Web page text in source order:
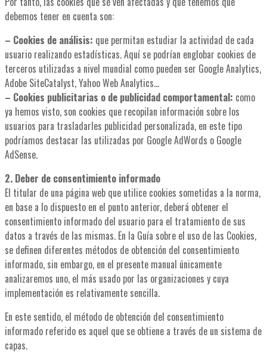
debemos tener en cuenta son:
– Cookies de análisis: que permitan estudiar la actividad de cada
usuario realizando estadísticas. Aquí se podrían englobar cookies de
terceros utilizadas a nivel mundial como pueden ser Google Analytics,
Adobe SiteCatalyst, Yahoo Web Analytics…
– Cookies publicitarias o de publicidad comportamental: como
ya hemos visto, son cookies que recopilan información sobre los
usuarios para trasladarles publicidad personalizada, en este tipo
podríamos destacar las utilizadas por Google AdWords o Google
AdSense.
2. Deber de consentimiento informado
El titular de una página web que utilice cookies sometidas a la norma,
en base a lo dispuesto en el punto anterior, deberá obtener el
consentimiento informado del usuario para el tratamiento de sus
datos a través de las mismas. En la Guía sobre el uso de las Cookies,
se definen diferentes métodos de obtención del consentimiento
informado, sin embargo, en el presente manual únicamente
analizaremos uno, el más usado por las organizaciones y cuya
implementación es relativamente sencilla.
En este sentido, el método de obtención del consentimiento
informado referido es aquel que se obtiene a través de un sistema de
capas.